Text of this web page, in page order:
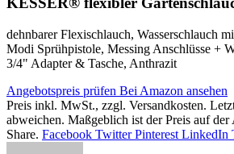
dehnbarer Flexischlauch, Wasserschlauch
Modi Sprühpistole, Messing Anschlüsse +
3/4" Adapter & Tasche, Anthrazit
Angebotspreis prüfen Bei Amazon ansehen
Preis inkl. MwSt., zzgl. Versandkosten.
abweichen. Maßgeblich ist der Preis auf der
Share. Facebook Twitter Pinterest LinkedIn